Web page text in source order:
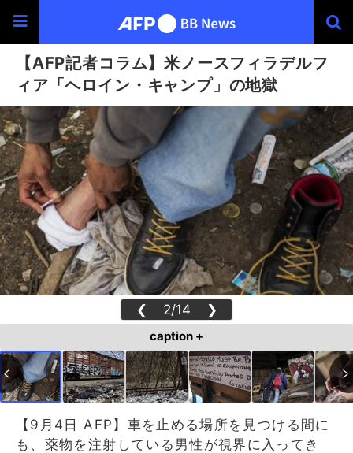
【AFP記者コラム】米ノースフィラデルフ
ィア「ヘロイン・キャンプ」の地獄
❮ 2/14 ❯
caption +
【9月4日 AFP】車を止める場所を見つける間に
も、薬物を注射している男性が視界に入ってき